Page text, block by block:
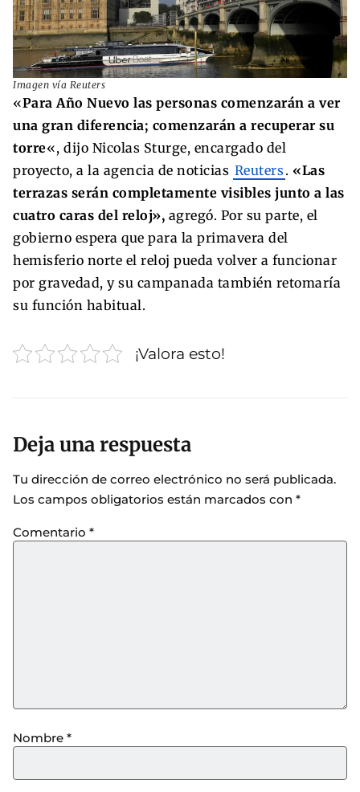
Imagen vía Reuters
«Para Año Nuevo las personas comenzarán a ver
una gran diferencia; comenzarán a recuperar su
torre«, dijo Nicolas Sturge, encargado del
proyecto, a la agencia de noticias Reuters. «Las
terrazas serán completamente visibles junto a las
cuatro caras del reloj», agregó. Por su parte, el
gobierno espera que para la primavera del
hemisferio norte el reloj pueda volver a funcionar
por gravedad, y su campanada también retomaría
su función habitual.
¡Valora esto!
Deja una respuesta
Tu dirección de correo electrónico no será publicada.
Los campos obligatorios están marcados con *
Comentario *
Nombre *